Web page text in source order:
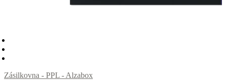
Zásilkovna - PPL - Alzabox